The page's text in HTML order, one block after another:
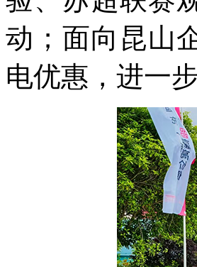
动；面向昆山
电优惠，进一